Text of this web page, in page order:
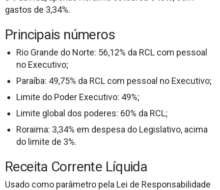
gastos de 3,34%.
Principais números
Rio Grande do Norte: 56,12% da RCL com pessoal
no Executivo;
Paraíba: 49,75% da RCL com pessoal no Executivo;
Limite do Poder Executivo: 49%;
Limite global dos poderes: 60% da RCL;
Roraima: 3,34% em despesa do Legislativo, acima
do limite de 3%.
Receita Corrente Líquida
Usado como parâmetro pela Lei de Responsabilidade